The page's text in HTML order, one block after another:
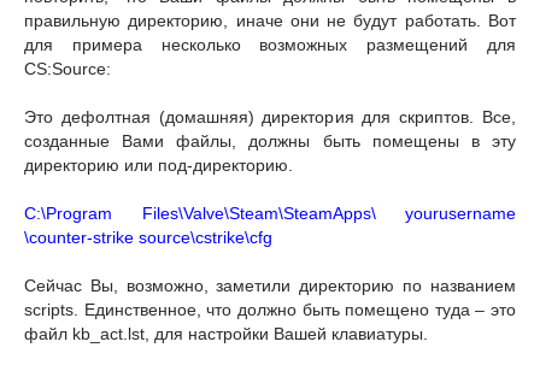
правильную директорию, иначе они не будут работать. Вот
для примера несколько возможных размещений для
CS:Source:
Это дефолтная (домашняя) директория для скриптов. Все,
созданные Вами файлы, должны быть помещены в эту
директорию или под-директорию.
C:\Program Files\Valve\Steam\SteamApps\ yourusername
\counter-strike source\cstrike\cfg
Сейчас Вы, возможно, заметили директорию по названием
scripts. Единственное, что должно быть помещено туда – это
файл kb_act.lst, для настройки Вашей клавиатуры.